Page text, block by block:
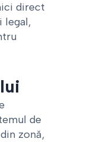
direct
legal,
de
zonă,